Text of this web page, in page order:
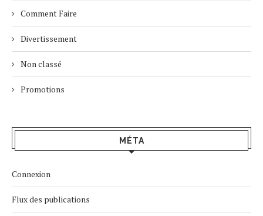
Comment Faire
Divertissement
Non classé
Promotions
MÉTA
Connexion
Flux des publications